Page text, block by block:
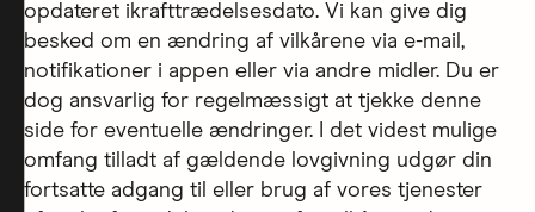
opdateret ikrafttrædelsesdato. Vi kan give dig
besked om en ændring af vilkårene via e-mail,
notifikationer i appen eller via andre midler. Du er
dog ansvarlig for regelmæssigt at tjekke denne
side for eventuelle ændringer. I det videst mulige
omfang tilladt af gældende lovgivning udgør din
fortsatte adgang til eller brug af vores tjenester